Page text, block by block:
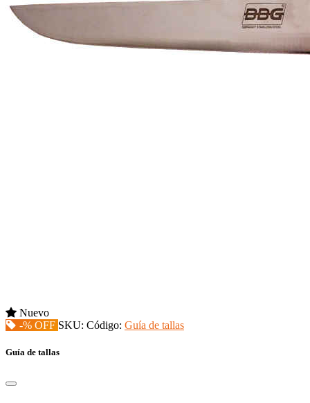
Nuevo
-% OFF SKU: Código: Guía de tallas
Guía de tallas